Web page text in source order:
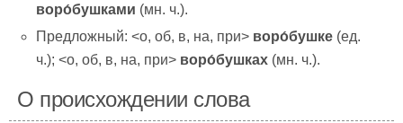
воро́бушками (мн. ч.).
Предложный: <о, об, в, на, при> воро́бушке (ед.
ч.); <о, об, в, на, при> воро́бушках (мн. ч.).
О происхождении слова